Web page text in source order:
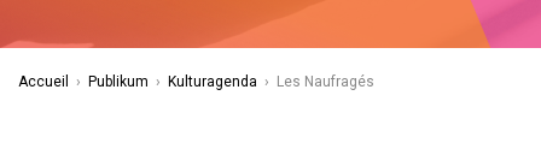
Accueil › Publikum › Kulturagenda › Les Naufragés